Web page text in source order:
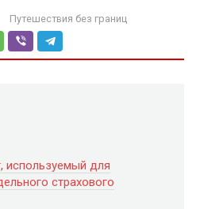
Путешествия без границ
используемый для
страхового